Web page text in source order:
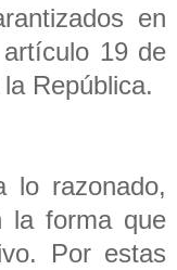
en
19 de
República.
lo razonado,
la forma que
Por estas